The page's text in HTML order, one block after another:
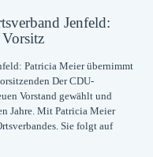
Jenfeld:
Patricia Meier übernimmt
Der CDU-
Vorstand gewählt und
Jahre. Mit Patricia Meier
Sie folgt auf